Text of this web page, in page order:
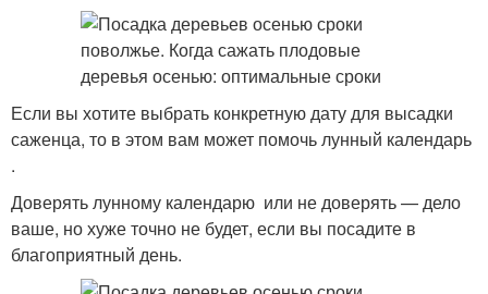
Если вы хотите выбрать конкретную дату для высадки
саженца, то в этом вам может помочь лунный календарь
.
Доверять лунному календарю или не доверять — дело
ваше, но хуже точно не будет, если вы посадите в
благоприятный день.